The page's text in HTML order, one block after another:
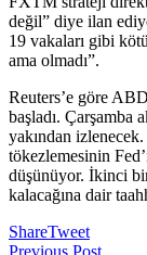
değil” diye ilan
19 vakaları gibi
ama olmadı”.
Reuters’e göre
başladı. Çarşamba
yakından
tökezlemesinin
düşünüyor. İkinci
kalacağına dair
ShareTweet
Previous Post